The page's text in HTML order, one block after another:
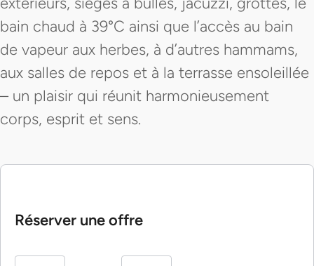
bain chaud à 39°C ainsi que l’accès au bain
de vapeur aux herbes, à d’autres hammams,
aux salles de repos et à la terrasse ensoleillée
– un plaisir qui réunit harmonieusement
corps, esprit et sens.
Réserver une offre